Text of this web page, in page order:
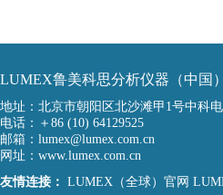
LUMEX鲁美科思分析仪器（中国）
地址：北京市朝阳区北沙滩甲1号中科
电话：＋86 (10) 64129525
邮箱：lumex@lumex.com.cn
网址：www.lumex.com.cn
友情连接： LUMEX（全球）官网